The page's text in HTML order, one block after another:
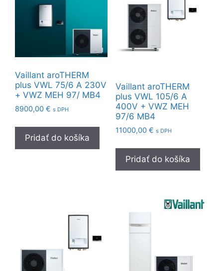
Vaillant aroTHERM
plus VWL 75/6 A 230V
+ VWZ MEH 97/ MB4
8900,00 € s DPH
Pridať do košíka
Vaillant aroTHERM
plus VWL 105/6 A
400V + VWZ MEH
97/6 MB4
11000,00 € s DPH
Pridať do košíka